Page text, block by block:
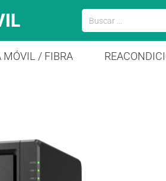
MÓVIL / FIBRA